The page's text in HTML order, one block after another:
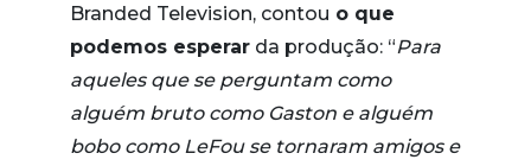
Branded Television, contou o que
podemos esperar da produção: “Para
aqueles que se perguntam como
alguém bruto como Gaston e alguém
bobo como LeFou se tornaram amigos e